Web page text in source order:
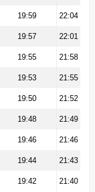
19:59 22:04
19:57 22:01
19:55 21:58
19:53 21:55
19:50 21:52
19:48 21:49
19:46 21:46
19:44 21:43
19:42 21:40